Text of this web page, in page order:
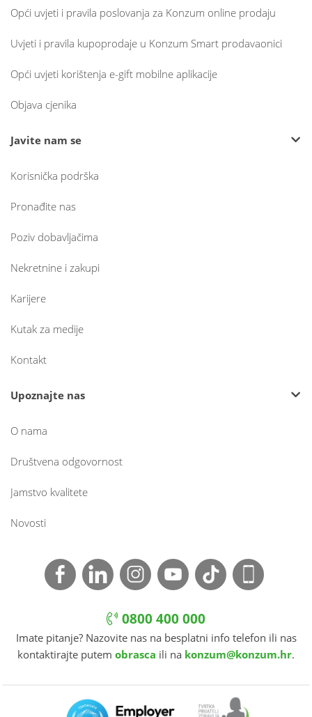
Opći uvjeti i pravila poslovanja za Konzum online prodaju
Uvjeti i pravila kupoprodaje u Konzum Smart prodavaonici
Opći uvjeti korištenja e-gift mobilne aplikacije
Objava cjenika
Javite nam se
Korisnička podrška
Pronađite nas
Poziv dobavljačima
Nekretnine i zakupi
Karijere
Kutak za medije
Kontakt
Upoznajte nas
O nama
Društvena odgovornost
Jamstvo kvalitete
Novosti
0800 400 000
Imate pitanje? Nazovite nas na besplatni info telefon ili nas
kontaktirajte putem obrasca ili na konzum@konzum.hr.